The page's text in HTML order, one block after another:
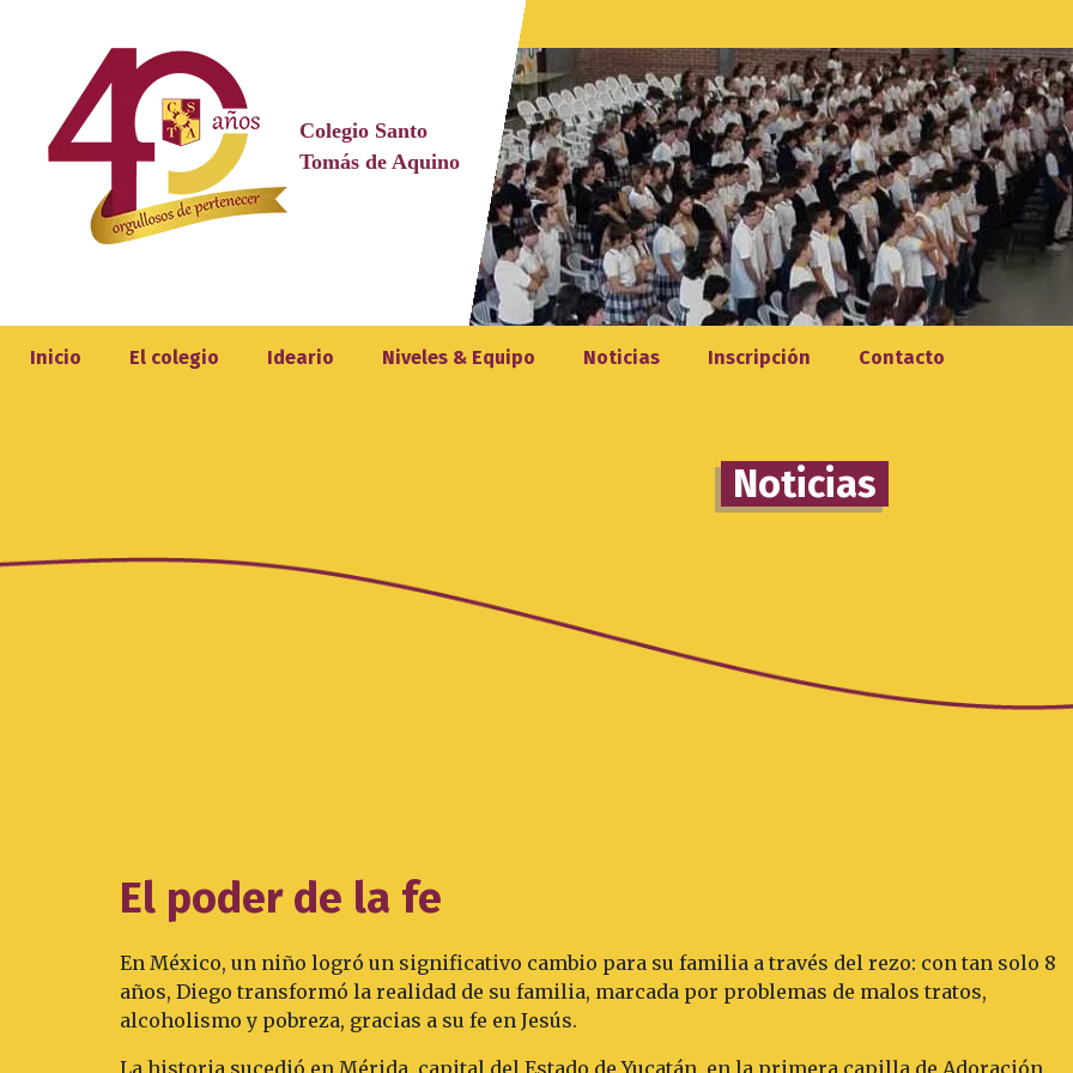
Colegio Santo
Tomás de Aquino
Inicio El colegio Ideario Niveles & Equipo Noticias Inscripción Contacto
Noticias
El poder de la fe
En México, un niño logró un significativo cambio para su familia a través del rezo: con tan solo 8
años, Diego transformó la realidad de su familia, marcada por problemas de malos tratos,
alcoholismo y pobreza, gracias a su fe en Jesús.